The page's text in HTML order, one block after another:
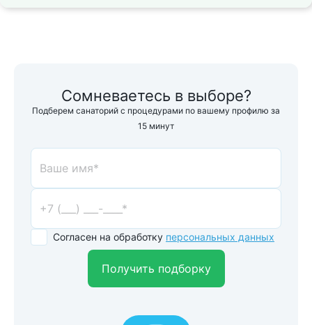
Сомневаетесь в выборе?
Подберем санаторий с процедурами по вашему профилю за
15 минут
Согласен на обработку персональных данных
Получить подборку